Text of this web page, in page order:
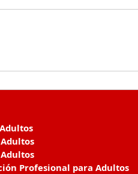
Profesional para Adultos